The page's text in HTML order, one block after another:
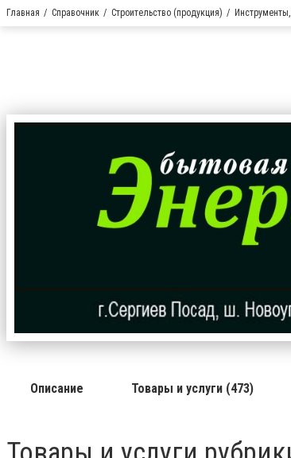
Главная Справочник Строительство (продукция)
Описание Товары и услуги (473)